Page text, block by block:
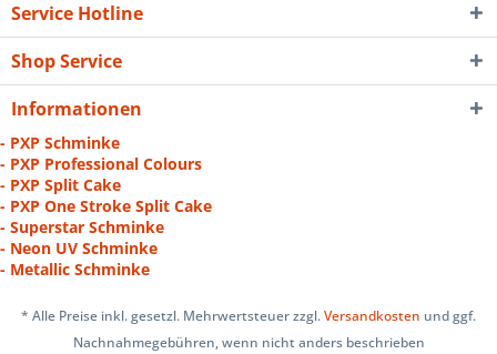
Service Hotline
Shop Service
Informationen
- PXP Schminke
- PXP Professional Colours
- PXP Split Cake
- PXP One Stroke Split Cake
- Superstar Schminke
- Neon UV Schminke
- Metallic Schminke
* Alle Preise inkl. gesetzl. Mehrwertsteuer zzgl.Versandkosten und ggf.
Nachnahmegebühren, wenn nicht anders beschrieben